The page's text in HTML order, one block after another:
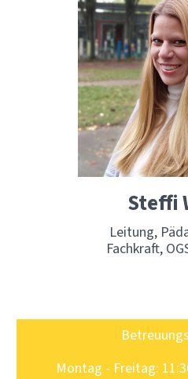
Steffi
Leitung,
Fachkraft,
Montag - Freitag: